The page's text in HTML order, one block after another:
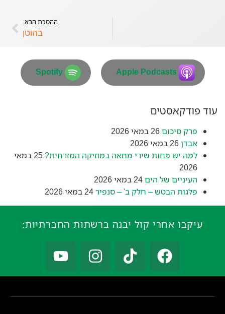
ההסכת הבא:
בהוטן
Apple Podcasts
Spotify
עוד פודקאסטים
פרק סיכום26 במאי 2026
אבדן26 במאי 2026
למה יש פחות שירי מחאה במוזיקה המזרחית?
25 במאי
2026
העיניים של הים24 במאי 2026
פלגות הבטש – חלק ב' – סנפיר24 במאי 2026
עיקבו אחרי קול יבנה ברשתות החברתיות: